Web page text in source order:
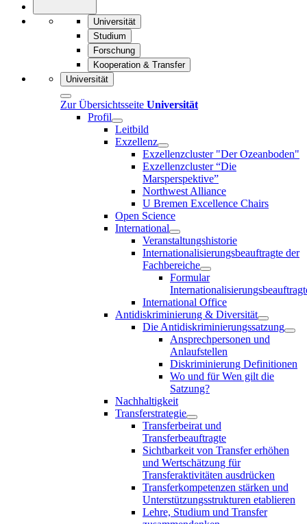
Universität
Studium
Forschung
Kooperation & Transfer
Universität
Zur Übersichtsseite Universität
Profil
Leitbild
Exzellenz
Exzellenzcluster "Der Ozeanboden"
Exzellenzcluster “Die
Marsperspektive”
Northwest Alliance
U Bremen Excellence Chairs
Open Science
International
Veranstaltungshistorie
Internationalisierungsbeauftragte der
Fachbereiche
Formular
International Office
Antidiskriminierung & Diversität
Die Antidiskriminierungssatzung
Ansprechpersonen und
Anlaufstellen
Diskriminierung Definitionen
Wo und für Wen gilt die
Satzung?
Nachhaltigkeit
Transferstrategie
Transferbeirat und
Transferbeauftragte
Sichtbarkeit von Transfer erhöhen
und Wertschätzung für
Transferaktivitäten ausdrücken
Transferkompetenzen stärken und
Unterstützungsstrukturen etablieren
Lehre, Studium und Transfer